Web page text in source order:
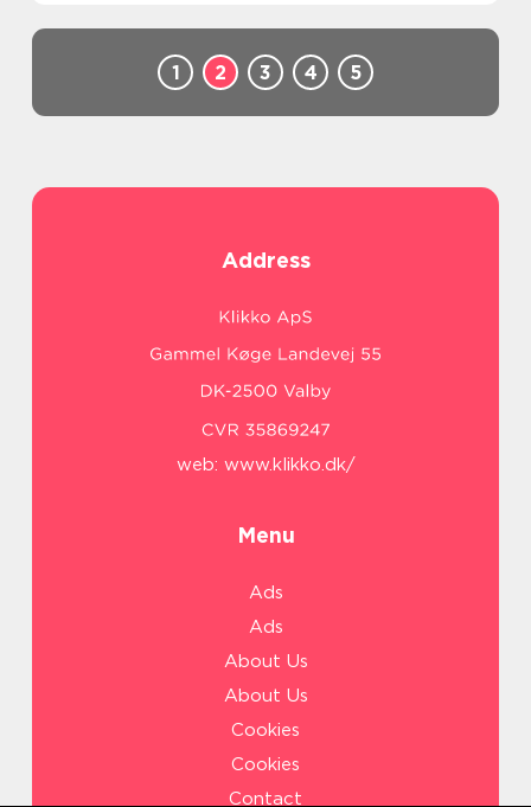
1
2 3 4 5
Address
web: www.klikko.dk/
Menu
Ads
Ads
About Us
About Us
Cookies
Cookies
Contact